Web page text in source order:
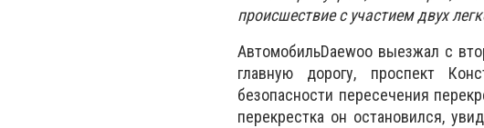
происшествие с участием двух
АвтомобильDaewoo выезжал с
главную дорогу, проспект
безопасности пересечения
перекрестка он остановился,